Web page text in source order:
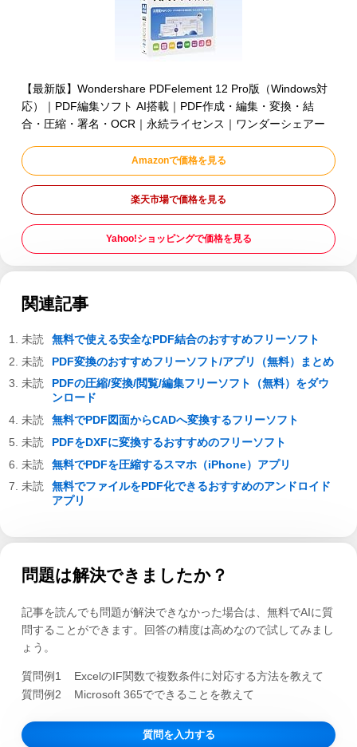
【最新版】Wondershare PDFelement 12 Pro版（Windows対
応）｜PDF編集ソフト AI搭載｜PDF作成・編集・変換・結
合・圧縮・署名・OCR｜永続ライセンス｜ワンダーシェアー
Amazonで価格を見る
楽天市場で価格を見る
Yahoo!ショッピングで価格を見る
関連記事
無料で使える安全なPDF結合のおすすめフリーソフト
PDF変換のおすすめフリーソフト/アプリ（無料）まとめ
PDFの圧縮/変換/閲覧/編集フリーソフト（無料）をダウ
ンロード
無料でPDF図面からCADへ変換するフリーソフト
PDFをDXFに変換するおすすめのフリーソフト
無料でPDFを圧縮するスマホ（iPhone）アプリ
無料でファイルをPDF化できるおすすめのアンドロイド
アプリ
問題は解決できましたか？
記事を読んでも問題が解決できなかった場合は、無料でAIに質
問することができます。回答の精度は高めなので試してみまし
ょう。
質問例1
ExcelのIF関数で複数条件に対応する方法を教えて
質問例2
Microsoft 365でできることを教えて
質問を入力する